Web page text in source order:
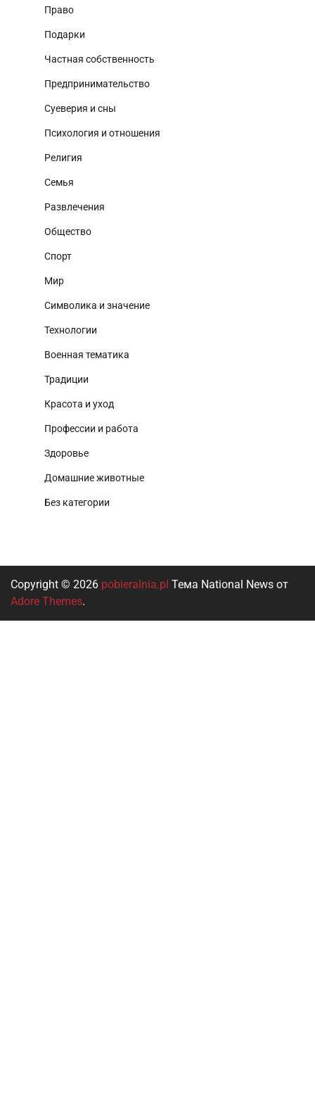
Право
Подарки
Частная собственность
Предпринимательство
Суеверия и сны
Психология и отношения
Религия
Семья
Развлечения
Общество
Спорт
Мир
Символика и значение
Технологии
Военная тематика
Традиции
Красота и уход
Профессии и работа
Здоровье
Домашние животные
Без категории
Copyright © 2026 pobieralnia.pl Тема National News от
Adore Themes.